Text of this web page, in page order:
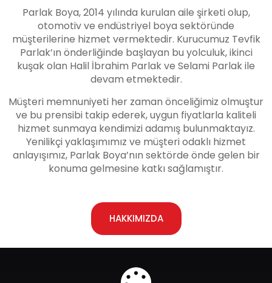
Parlak Boya, 2014 yılında kurulan aile şirketi olup,
otomotiv ve endüstriyel boya sektöründe
müşterilerine hizmet vermektedir. Kurucumuz Tevfik
Parlak’ın önderliğinde başlayan bu yolculuk, ikinci
kuşak olan Halil İbrahim Parlak ve Selami Parlak ile
devam etmektedir.
Müşteri memnuniyeti her zaman önceliğimiz olmuştur
ve bu prensibi takip ederek, uygun fiyatlarla kaliteli
hizmet sunmaya kendimizi adamış bulunmaktayız.
Yenilikçi yaklaşımımız ve müşteri odaklı hizmet
anlayışımız, Parlak Boya’nın sektörde önde gelen bir
konuma gelmesine katkı sağlamıştır.
HAKKIMIZDA